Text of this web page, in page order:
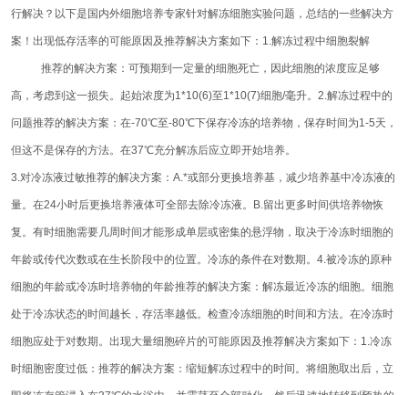
行解决？以下是国内外细胞培养专家针对解冻细胞实验问题，总结的一些解决方
案！ 出现低存活率的可能原因及推荐解决方案如下： 1.解冻过程中细胞裂解
推荐的解决方案：可预期到一定量的细胞死亡，因此细胞的浓度应足够
高，考虑到这一损失。起始浓度为1*10(6)至1*10(7)细胞/毫升。 2.解冻过程中的
问题推荐的解决方案：在-70℃至-80℃下保存冷冻的培养物，保存时间为1-5天，
但这不是保存的方法。在37℃充分解冻后应立即开始培养。
3.对冷冻液过敏推荐的解决方案：A.*或部分更换培养基，减少培养基中冷冻液的
量。在24小时后更换培养液体可全部去除冷冻液。B.留出更多时间供培养物恢
复。有时细胞需要几周时间才能形成单层或密集的悬浮物，取决于冷冻时细胞的
年龄或传代次数或在生长阶段中的位置。冷冻的条件在对数期。 4.被冷冻的原种
细胞的年龄或冷冻时培养物的年龄推荐的解决方案：解冻最近冷冻的细胞。细胞
处于冷冻状态的时间越长，存活率越低。检查冷冻细胞的时间和方法。在冷冻时
细胞应处于对数期。 出现大量细胞碎片的可能原因及推荐解决方案如下： 1.冷冻
时细胞密度过低：推荐的解决方案：缩短解冻过程中的时间。将细胞取出后，立